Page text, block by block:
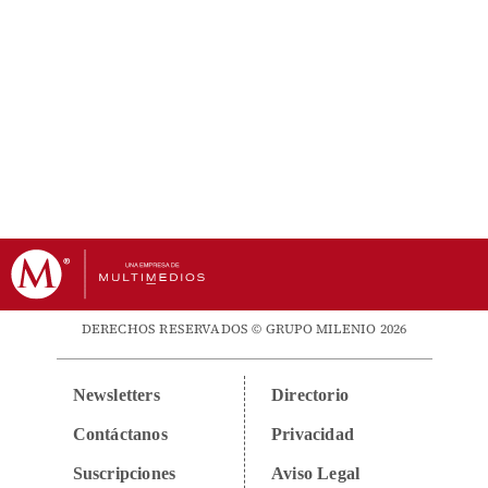
DERECHOS RESERVADOS © GRUPO MILENIO 2026
Newsletters
Contáctanos
Suscripciones
Directorio
Privacidad
Aviso Legal